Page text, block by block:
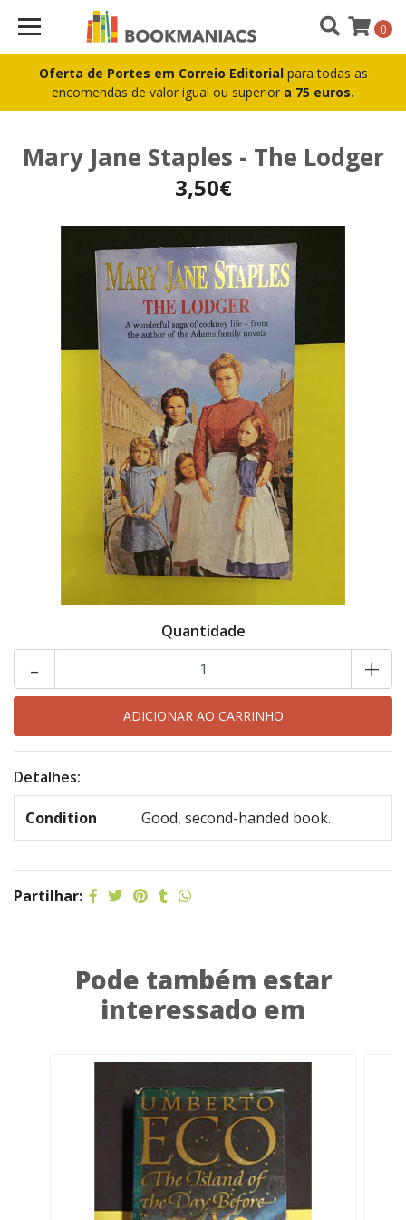
Oferta de Portes em Correio Editorial para todas as
encomendas de valor igual ou superior a 75 euros.
0
Mary Jane Staples - The Lodger
3,50€
Quantidade
+
-
Detalhes:
Condition Good, second-handed book.
Partilhar:
Pode também estar
interessado em